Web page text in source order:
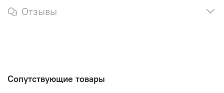
Отзывы
Сопутствующие товары